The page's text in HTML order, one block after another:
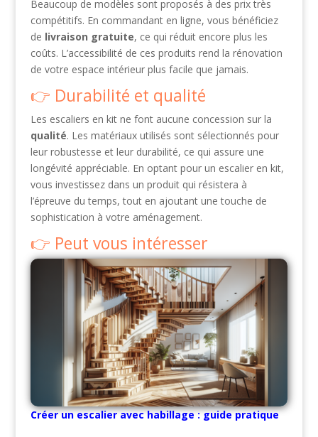
Beaucoup de modèles sont proposés à des prix très
compétitifs. En commandant en ligne, vous bénéficiez
de livraison gratuite, ce qui réduit encore plus les
coûts. L’accessibilité de ces produits rend la rénovation
de votre espace intérieur plus facile que jamais.
Durabilité et qualité
Les escaliers en kit ne font aucune concession sur la
qualité. Les matériaux utilisés sont sélectionnés pour
leur robustesse et leur durabilité, ce qui assure une
longévité appréciable. En optant pour un escalier en kit,
vous investissez dans un produit qui résistera à
l’épreuve du temps, tout en ajoutant une touche de
sophistication à votre aménagement.
Peut vous intéresser
Créer un escalier avec habillage : guide pratique